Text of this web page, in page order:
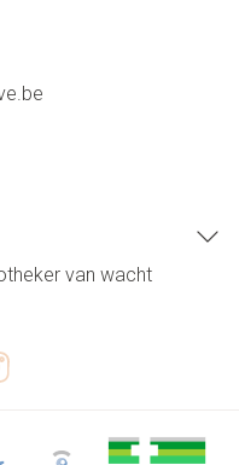
van wacht